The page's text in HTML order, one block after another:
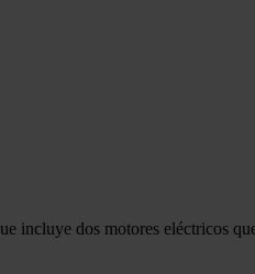
incluye dos motores eléctricos